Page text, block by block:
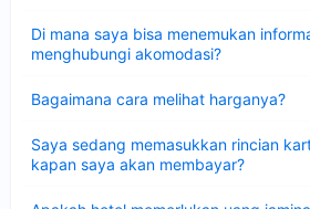
Di mana saya bisa menemukan
menghubungi akomodasi?
Bagaimana cara melihat harganya?
Saya sedang memasukkan rincian
kapan saya akan membayar?